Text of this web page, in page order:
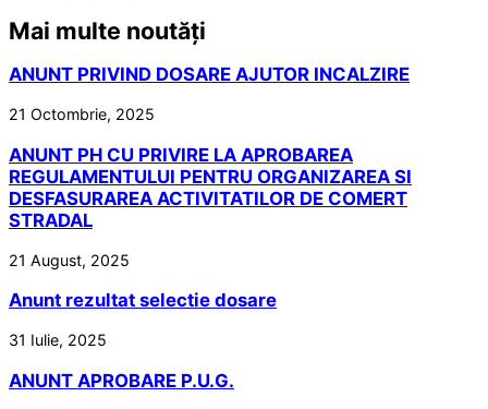
Mai multe noutăți
ANUNT PRIVIND DOSARE AJUTOR INCALZIRE
21 Octombrie, 2025
ANUNT PH CU PRIVIRE LA APROBAREA
REGULAMENTULUI PENTRU ORGANIZAREA SI
DESFASURAREA ACTIVITATILOR DE COMERT
STRADAL
21 August, 2025
Anunt rezultat selectie dosare
31 Iulie, 2025
ANUNT APROBARE P.U.G.